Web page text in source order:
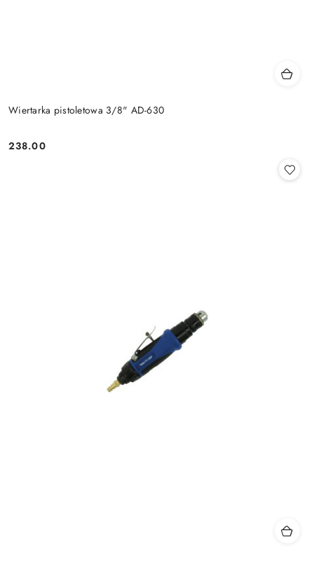
Wiertarka pistoletowa 3/8" AD-630
Cena:
238.00